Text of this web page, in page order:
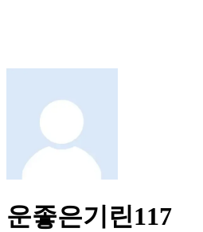
운좋은기린117